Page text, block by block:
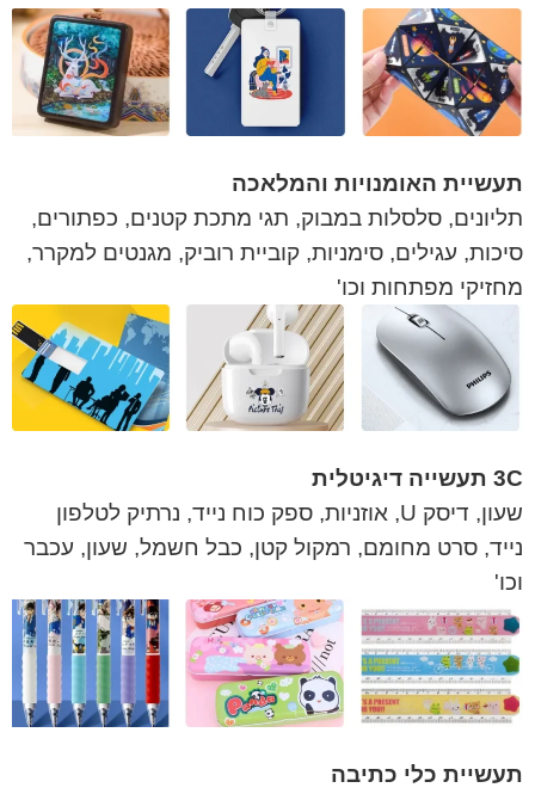
תעשיית האומנויות והמלאכה
תליונים, סלסלות במבוק, תגי מתכת קטנים, כפתורים,
סיכות, עגילים, סימניות, קוביית רוביק, מגנטים למקרר,
מחזיקי מפתחות וכו'
3C תעשייה דיגיטלית
שעון, דיסק U, אוזניות, ספק כוח נייד, נרתיק לטלפון
נייד, סרט מחומם, רמקול קטן, כבל חשמל, שעון, עכבר
וכו'
תעשיית כלי כתיבה